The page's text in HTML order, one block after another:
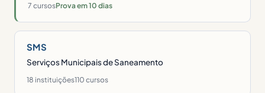
7 cursosProva em 10 dias
SMS
Serviços Municipais de Saneamento
18 instituições110 cursos